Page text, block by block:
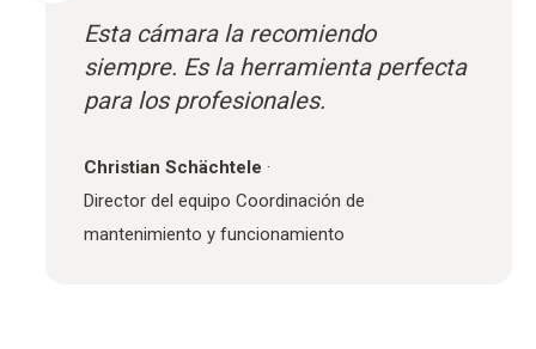
Esta cámara la recomiendo
siempre. Es la herramienta perfecta
para los profesionales.
Christian Schächtele ·
Director del equipo Coordinación de
mantenimiento y funcionamiento